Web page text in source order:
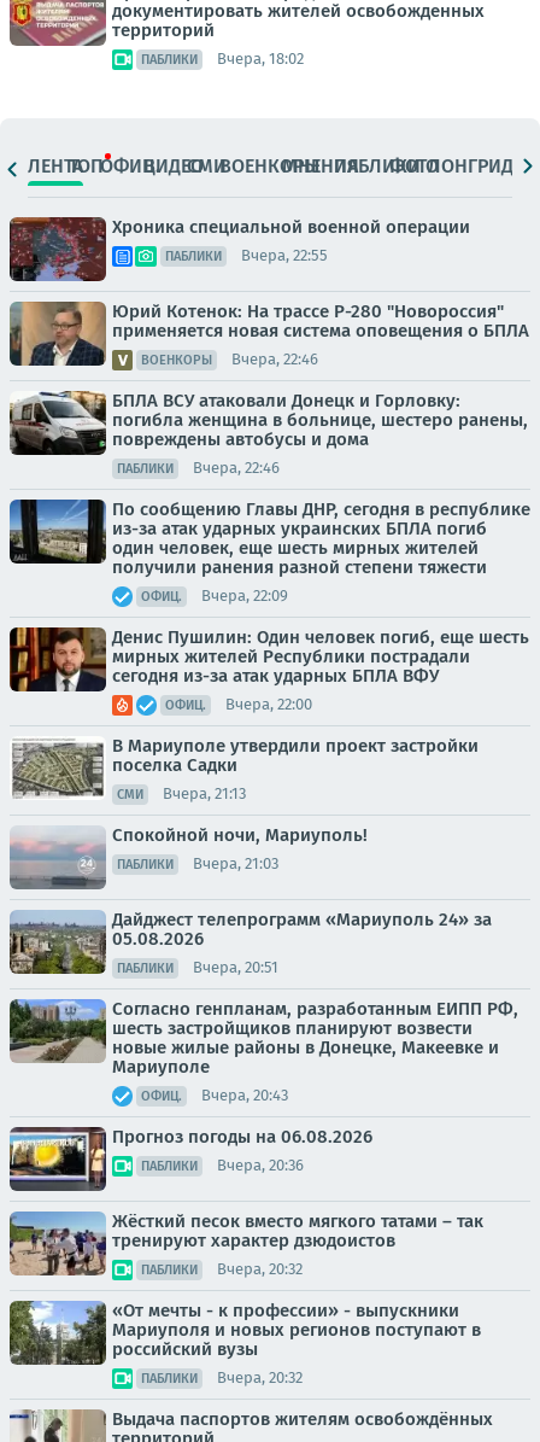
документировать жителей освобожденных
территорий
ПАБЛИКИ Вчера, 18:02
ЛЕНТАТОПОФИЦ.ВИДЕОСМИВОЕНКОРЫМНЕНИЯПАБЛИКИ
ФОТОЛОНГРИДЫ
Хроника специальной военной операции
ПАБЛИКИ Вчера, 22:55
Юрий Котенок: На трассе Р-280 "Новороссия"
применяется новая система оповещения о БПЛА
ВОЕНКОРЫ Вчера, 22:46
БПЛА ВСУ атаковали Донецк и Горловку:
погибла женщина в больнице, шестеро ранены,
повреждены автобусы и дома
ПАБЛИКИ Вчера, 22:46
По сообщению Главы ДНР, сегодня в республике
из-за атак ударных украинских БПЛА погиб
один человек, еще шесть мирных жителей
получили ранения разной степени тяжести
ОФИЦ. Вчера, 22:09
Денис Пушилин: Один человек погиб, еще шесть
мирных жителей Республики пострадали
сегодня из-за атак ударных БПЛА ВФУ
ОФИЦ. Вчера, 22:00
В Мариуполе утвердили проект застройки
поселка Садки
СМИ Вчера, 21:13
Спокойной ночи, Мариуполь!
ПАБЛИКИ Вчера, 21:03
Дайджест телепрограмм «Мариуполь 24» за
05.08.2026
ПАБЛИКИ Вчера, 20:51
Согласно генпланам, разработанным ЕИПП РФ,
шесть застройщиков планируют возвести
новые жилые районы в Донецке, Макеевке и
Мариуполе
ОФИЦ. Вчера, 20:43
Прогноз погоды на 06.08.2026
ПАБЛИКИ Вчера, 20:36
Жёсткий песок вместо мягкого татами – так
тренируют характер дзюдоистов
ПАБЛИКИ Вчера, 20:32
«От мечты - к профессии» - выпускники
Мариуполя и новых регионов поступают в
российский вузы
ПАБЛИКИ Вчера, 20:32
Выдача паспортов жителям освобождённых